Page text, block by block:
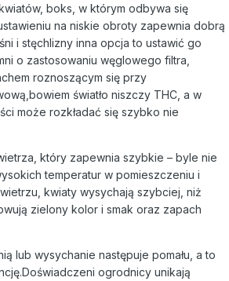
boks, w którym odbywa się
na niskie obroty zapewnia dobrą
i stęchlizny inna opcja to ustawić go
o zastosowaniu węglowego filtra,
roznoszącym się przy
światło niszczy THC, a w
może rozkładać się szybko nie
który zapewnia szybkie – byle nie
temperatur w pomieszczeniu i
kwiaty wysychają szybciej, niż
zielony kolor i smak oraz zapach
lub wysychanie następuje pomału, a to
ogrodnicy unikają